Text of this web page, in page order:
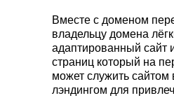
Вместе с доменом
владельцу домена
адаптированный сайт
страниц который на
может служить сайтом
лэндингом для